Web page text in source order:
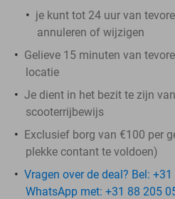
je kunt tot 24 uur van
annuleren of wijzigen
Gelieve 15 minuten van
locatie
Je dient in het bezit te zijn
scooterrijbewijs
Exclusief borg van €100 per
plekke contant te voldoen)
Vragen over de deal? Bel:
WhatsApp met: +31 88 205